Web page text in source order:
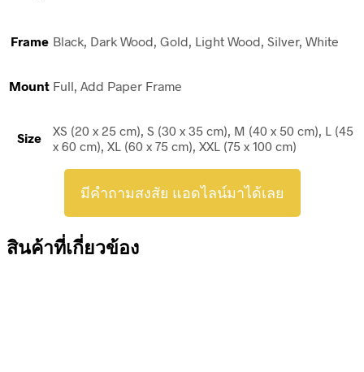
Frame Black, Dark Wood, Gold, Light Wood, Silver, White
Mount Full, Add Paper Frame
Size
XS (20 x 25 cm), S (30 x 35 cm), M (40 x 50 cm), L (45
x 60 cm), XL (60 x 75 cm), XXL (75 x 100 cm)
มีคำถามสงสัย แอดไลน์มาได้เลย
สินค้าที่เกี่ยวข้อง